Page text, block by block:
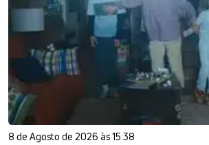
8 de Agosto de 2026 às 15:38